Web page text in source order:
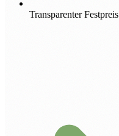
Transparenter Festpreis